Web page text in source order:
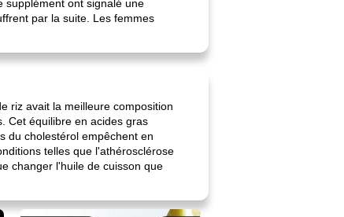
supplément ont signalé une
par la suite. Les femmes
riz avait la meilleure composition
Cet équilibre en acides gras
du cholestérol empêchent en
telles que l'athérosclérose
changer l'huile de cuisson que